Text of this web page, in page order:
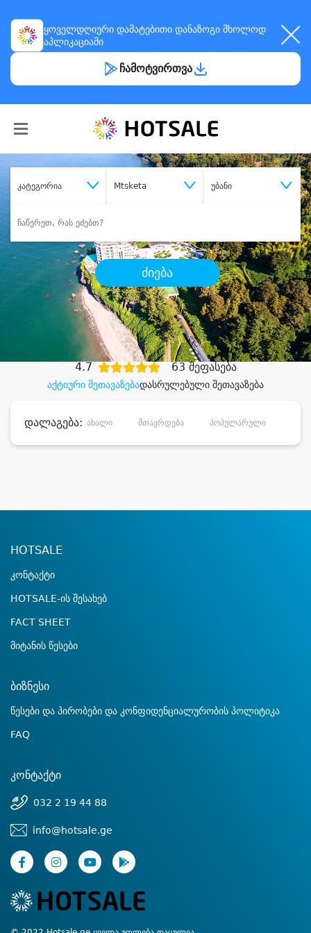
ყოველდღიური დამატებითი დანაზოგი მხოლოდ
აპლიკაციაში
ჩამოტვირთვა
კატეგორია Mtsketa უბანი
ძიება
შეიძინესასურველი მომსახურება
დიდი დანაზოგით
აქტიური შეთავაზებადასრულებული შეთავაზება
4.7 63 შეფასება
დალაგება: ახალი მთავრდება პოპულარული
HOTSALE
კონტაქტი
HOTSALE-ის შესახებ
FACT SHEET
მიტანის წესები
ბიზნესი
წესები და პირობები და კონფიდენციალურობის პოლიტიკა
FAQ
კონტაქტი
032 2 19 44 88
info@hotsale.ge